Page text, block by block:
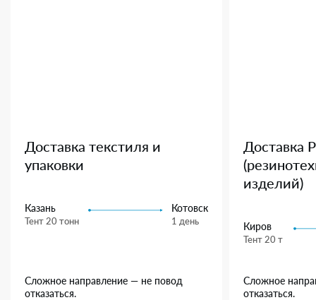
Доставка текстиля и
упаковки
Казань
Тент 20 тонн
Котовск
1 день
Сложное направление — не повод
отказаться.
Доставка
изделий)
Киров
Тент 20 т
Сложное
отказаться.